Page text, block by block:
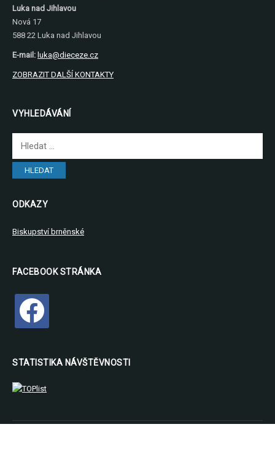
Luka nad Jihlavou
Nová 17
588 22 Luka nad Jihlavou
E-mail: luka@dieceze.cz
ZOBRAZIT DALŠÍ KONTAKTY
VYHLEDÁVÁNÍ
ODKAZY
Biskupství brněnské
FACEBOOK STRÁNKA
facebook
STATISTIKA NÁVŠTĚVNOSTI